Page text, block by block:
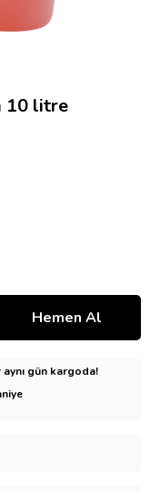
10 litre
gün kargoda!